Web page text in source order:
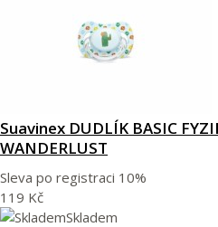
Suavinex DUDLÍK BASIC
WANDERLUST
Sleva po registraci 10%
119 Kč
Skladem